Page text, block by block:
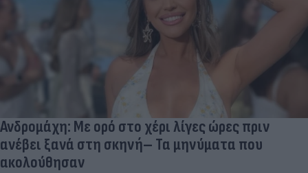
Ανδρομάχη: Με ορό στο χέρι λίγες ώρες πριν
ανέβει ξανά στη σκηνή– Τα μηνύματα που
ακολούθησαν